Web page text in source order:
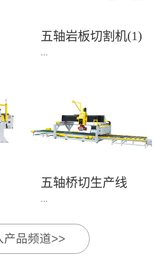
五轴岩板切割机(1)
...
1、简单易学的编程软
件，直观，快速，易
学。2、操作系统简单
稳、可靠。3、前后刀
切割，带去毛刺倒角功
面，不崩边。4、大板
平稳输送进出，切割加
五轴桥切生产线
...
》》五轴桥切高配型
产品频道>>